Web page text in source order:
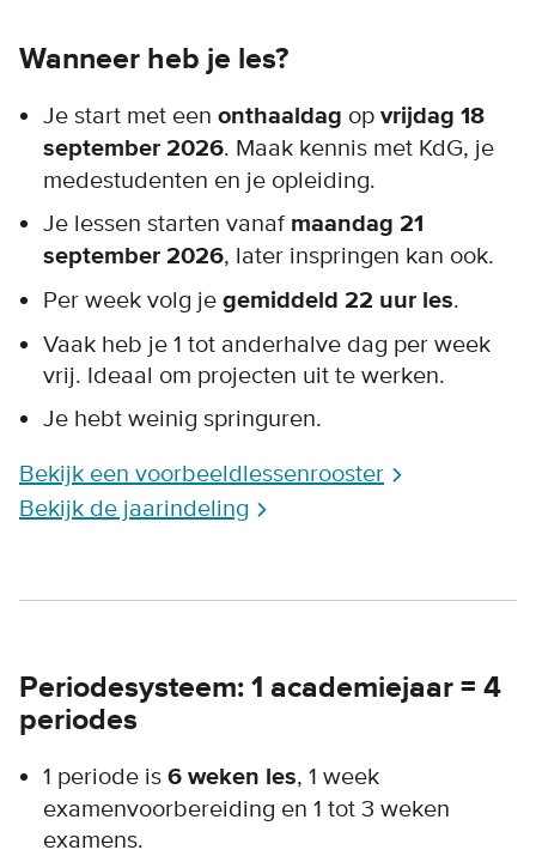
Wanneer heb je les?
Je start met een onthaaldag op vrijdag 18
september 2026. Maak kennis met KdG, je
medestudenten en je opleiding.
Je lessen starten vanaf maandag 21
september 2026, later inspringen kan ook.
Per week volg je gemiddeld 22 uur les.
Vaak heb je 1 tot anderhalve dag per week
vrij. Ideaal om projecten uit te werken.
Je hebt weinig springuren.
Bekijk een voorbeeldlessenrooster
Bekijk de jaarindeling
Periodesysteem: 1 academiejaar = 4
periodes
1 periode is 6 weken les, 1 week
examenvoorbereiding en 1 tot 3 weken
examens.